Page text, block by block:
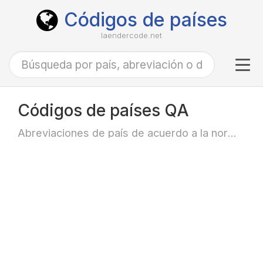
Códigos de países
laendercode.net
Códigos de países QA
Abreviaciones de país de acuerdo a la norma ISO-3166 alfa-2